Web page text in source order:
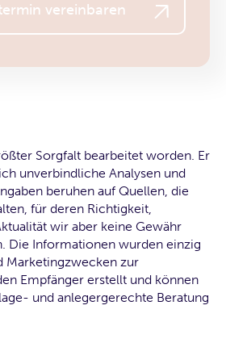
vereinbaren
Sorgfalt bearbeitet worden. Er
unverbindliche Analysen und
beruhen auf Quellen, die
für deren Richtigkeit,
wir aber keine Gewähr
Die Informationen wurden einzig
Marketingzwecken zur
Empfänger erstellt und können
und anlegergerechte Beratung